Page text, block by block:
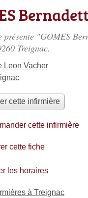
présente "GOMES
Treignac.
Leon Vacher
cette infirmière
cette infirmière
cette fiche
les horaires
à Treignac